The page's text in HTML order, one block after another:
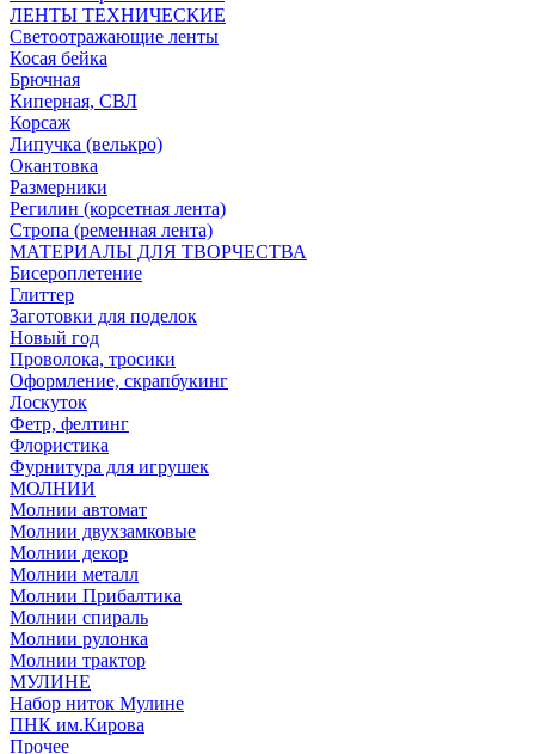
ЛЕНТЫ ТЕХНИЧЕСКИЕ
Светоотражающие ленты
Косая бейка
Брючная
Киперная, СВЛ
Корсаж
Липучка (велькро)
Окантовка
Размерники
Регилин (корсетная лента)
Стропа (ременная лента)
МАТЕРИАЛЫ ДЛЯ ТВОРЧЕСТВА
Бисероплетение
Глиттер
Заготовки для поделок
Новый год
Проволока, тросики
Оформление, скрапбукинг
Лоскуток
Фетр, фелтинг
Флористика
Фурнитура для игрушек
МОЛНИИ
Молнии автомат
Молнии двухзамковые
Молнии декор
Молнии металл
Молнии Прибалтика
Молнии спираль
Молнии рулонка
Молнии трактор
МУЛИНЕ
Набор ниток Мулине
ПНК им.Кирова
Прочее